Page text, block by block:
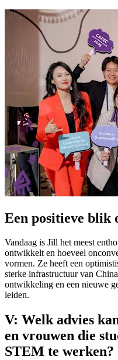
Een positieve blik
Vandaag is Jill het meest
ontwikkelt en hoeveel
vormen. Ze heeft een
sterke infrastructuur van
ontwikkeling en een nieuwe
leiden.
V: Welk advies
en vrouwen die
STEM te werken?